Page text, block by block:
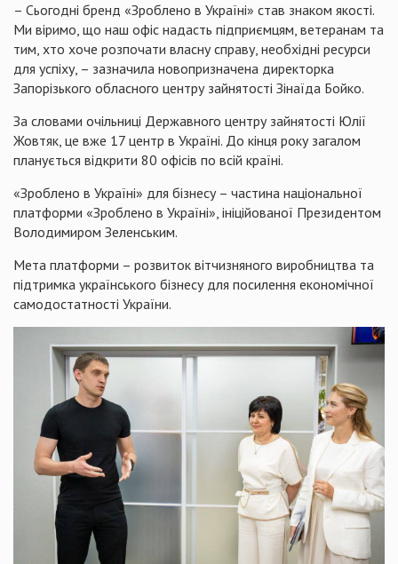
– Сьогодні бренд «Зроблено в Україні» став знаком якості.
Ми віримо, що наш офіс надасть підприємцям, ветеранам та
тим, хто хоче розпочати власну справу, необхідні ресурси
для успіху, – зазначила новопризначена директорка
Запорізького обласного центру зайнятості Зінаїда Бойко.
За словами очільниці Державного центру зайнятості Юлії
Жовтяк, це вже 17 центр в Україні. До кінця року загалом
планується відкрити 80 офісів по всій країні.
«Зроблено в Україні» для бізнесу – частина національної
платформи «Зроблено в Україні», ініційованої Президентом
Володимиром Зеленським.
Мета платформи – розвиток вітчизняного виробництва та
підтримка українського бізнесу для посилення економічної
самодостатності України.